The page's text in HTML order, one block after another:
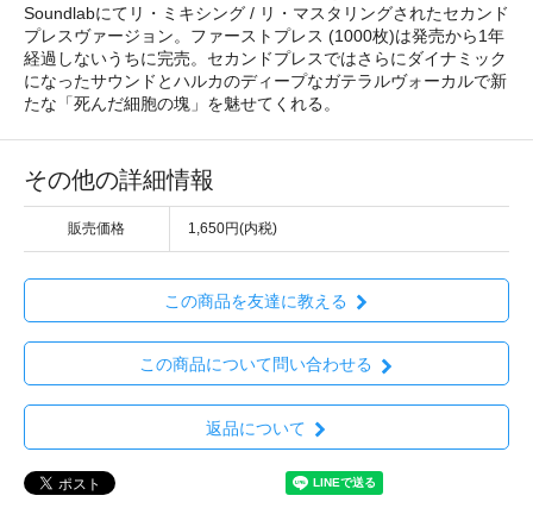
Soundlabにてリ・ミキシング / リ・マスタリングされたセカンド
プレスヴァージョン。ファーストプレス (1000枚)は発売から1年
経過しないうちに完売。セカンドプレスではさらにダイナミック
になったサウンドとハルカのディープなガテラルヴォーカルで新
たな「死んだ細胞の塊」を魅せてくれる。
その他の詳細情報
販売価格 1,650円(内税)
この商品を友達に教える
この商品について問い合わせる
返品について